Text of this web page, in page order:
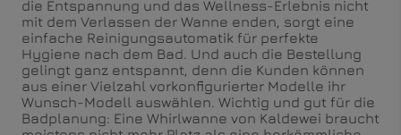
die Entspannung und das Wellness-Erlebnis nicht
mit dem Verlassen der Wanne enden, sorgt eine
einfache Reinigungsautomatik für perfekte
Hygiene nach dem Bad. Und auch die Bestellung
gelingt ganz entspannt, denn die Kunden können
aus einer Vielzahl vorkonfigurierter Modelle ihr
Wunsch-Modell auswählen. Wichtig und gut für die
Badplanung: Eine Whirlwanne von Kaldewei braucht